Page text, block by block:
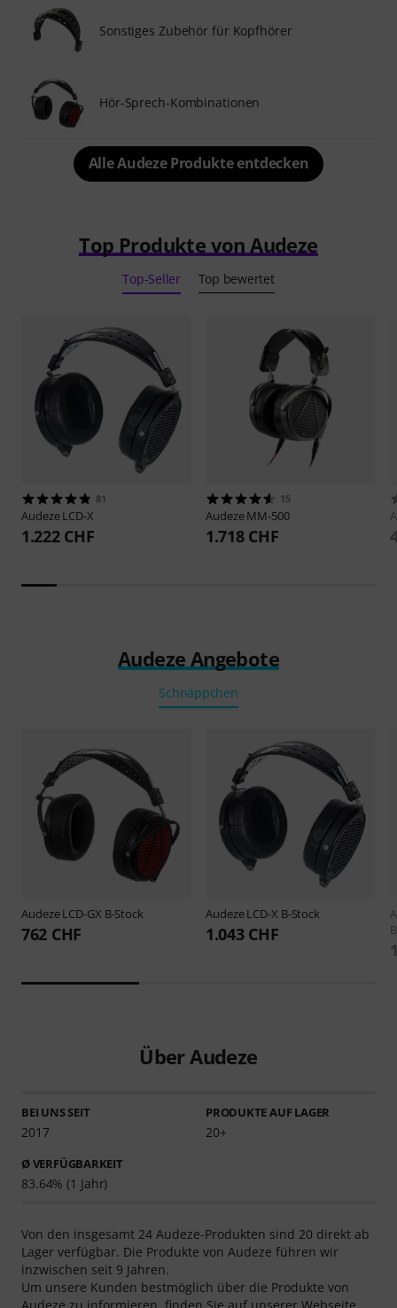
Sonstiges Zubehör für Kopfhörer
Hör-Sprech-Kombinationen
Alle Audeze Produkte entdecken
Top Produkte von Audeze
Top-Seller Top bewertet
81
AudezeLCD-X
1.222 CHF
15
AudezeMM-500
1.718 CHF
Audeze Angebote
Schnäppchen
AudezeLCD-GX B-Stock
762 CHF
AudezeLCD-X B-Stock
1.043 CHF
Über Audeze
BEI UNS SEIT
2017
PRODUKTE AUF LAGER
20+
Ø VERFÜGBARKEIT
83.64% (1 Jahr)
Von den insgesamt 24 Audeze-Produkten sind 20 direkt ab
Lager verfügbar. Die Produkte von Audeze führen wir
inzwischen seit 9 Jahren.
Um unsere Kunden bestmöglich über die Produkte von